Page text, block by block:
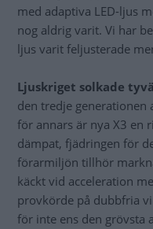
med adaptiva LED-ljus
nog aldrig varit. Vi har
ljus varit feljusterade
Ljuskriget solkade
den tredje generationen
för annars är nya X3 en
dämpat, fjädringen för
förarmiljön tillhör
käckt vid acceleration
provkörde på dubbfria
för inte ens den grövsta